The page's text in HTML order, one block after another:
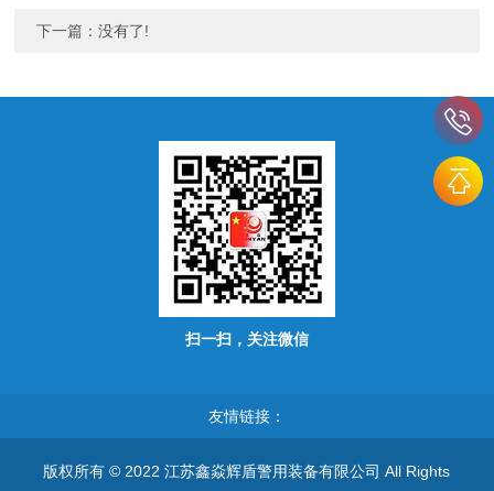
下一篇：没有了!
扫一扫，关注微信
友情链接：
版权所有 © 2022 江苏鑫焱辉盾警用装备有限公司 All Rights